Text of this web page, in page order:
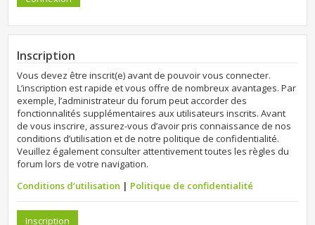
Inscription
Vous devez être inscrit(e) avant de pouvoir vous connecter.
L’inscription est rapide et vous offre de nombreux avantages. Par
exemple, l’administrateur du forum peut accorder des
fonctionnalités supplémentaires aux utilisateurs inscrits. Avant
de vous inscrire, assurez-vous d’avoir pris connaissance de nos
conditions d’utilisation et de notre politique de confidentialité.
Veuillez également consulter attentivement toutes les règles du
forum lors de votre navigation.
Conditions d’utilisation | Politique de confidentialité
Inscription